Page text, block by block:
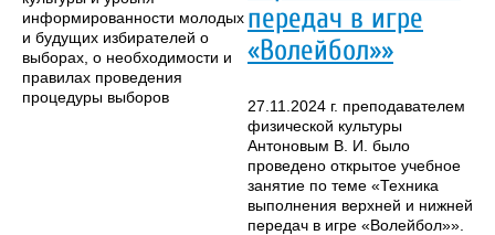
информированности молодых
и будущих избирателей о
выборах, о необходимости и
правилах проведения
процедуры выборов
передач в игре
«Волейбол»»
27.11.2024 г. преподавателем
физической культуры
Антоновым В. И. было
проведено открытое учебное
занятие по теме «Техника
выполнения верхней и нижней
передач в игре «Волейбол»».